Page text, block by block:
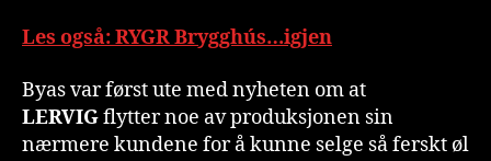
Les også: RYGR Brygghús…igjen
Byas var først ute med nyheten om at
LERVIGflytter noe av produksjonen sin
nærmere kundene for å kunne selge så ferskt øl